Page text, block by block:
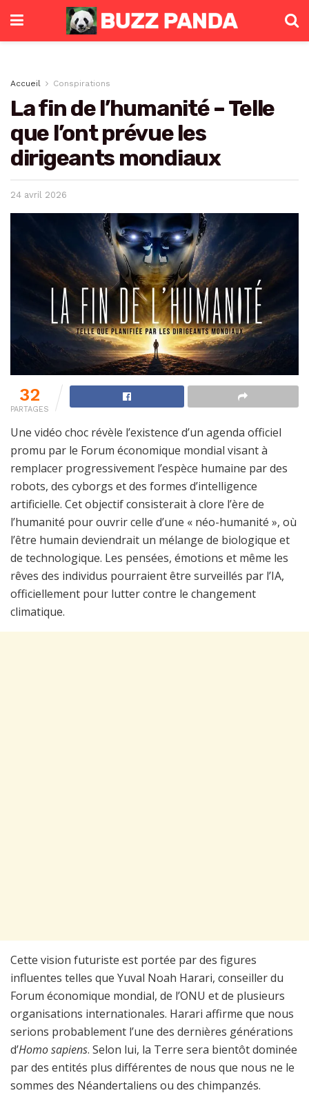
Accueil Conspirations
La fin de l’humanité – Telle
que l’ont prévue les
dirigeants mondiaux
24 avril 2026
32
PARTAGES
Une vidéo choc révèle l’existence d’un agenda officiel
promu par le Forum économique mondial visant à
remplacer progressivement l’espèce humaine par des
robots, des cyborgs et des formes d’intelligence
artificielle. Cet objectif consisterait à clore l’ère de
l’humanité pour ouvrir celle d’une « néo-humanité », où
l’être humain deviendrait un mélange de biologique et
de technologique. Les pensées, émotions et même les
rêves des individus pourraient être surveillés par l’IA,
officiellement pour lutter contre le changement
climatique.
Cette vision futuriste est portée par des figures
influentes telles que Yuval Noah Harari, conseiller du
Forum économique mondial, de l’ONU et de plusieurs
organisations internationales. Harari affirme que nous
serions probablement l’une des dernières générations
d’Homo sapiens. Selon lui, la Terre sera bientôt dominée
par des entités plus différentes de nous que nous ne le
sommes des Néandertaliens ou des chimpanzés.